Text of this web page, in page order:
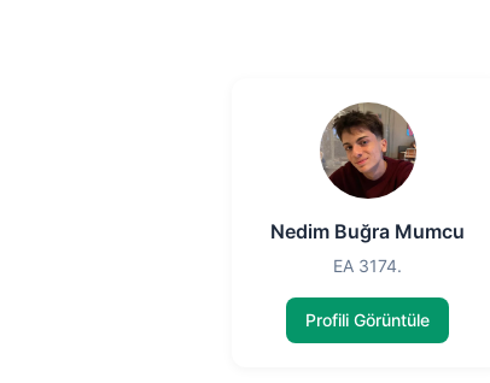
Nedim Buğra Mumcu
EA 3174.
Profili Görüntüle